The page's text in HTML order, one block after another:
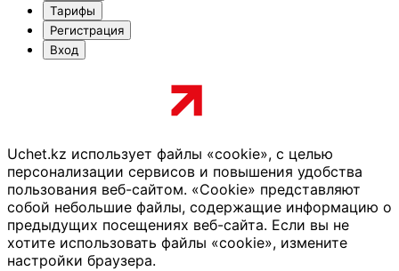
Тарифы
Регистрация
Вход
Uchet.kz использует файлы «cookie», с целью
персонализации сервисов и повышения удобства
пользования веб-сайтом. «Cookie» представляют
собой небольшие файлы, содержащие информацию о
предыдущих посещениях веб-сайта. Если вы не
хотите использовать файлы «cookie», измените
настройки браузера.